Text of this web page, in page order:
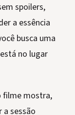
spoilers,
a essência
busca uma
no lugar
filme mostra,
sessão